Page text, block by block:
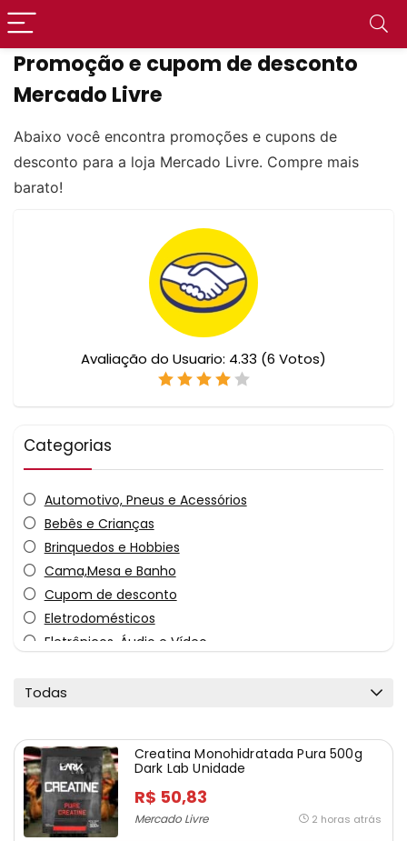
Promoção e cupom de desconto
Mercado Livre
Abaixo você encontra promoções e cupons de
desconto para a loja Mercado Livre. Compre mais
barato!
Avaliação do Usuario: 4.33 (6 Votos)
Categorias
Automotivo, Pneus e Acessórios
Bebês e Crianças
Brinquedos e Hobbies
Cama,Mesa e Banho
Cupom de desconto
Eletrodomésticos
Eletrônicos, Áudio e Vídeo
Ferramentas e construção
Games e Console
Informática
Mercado
Moda e Calçados
Móveis e Decoração
Todas
Creatina Monohidratada Pura 500g
Dark Lab Unidade
R$ 50,83
Mercado Livre 2 horas atrás